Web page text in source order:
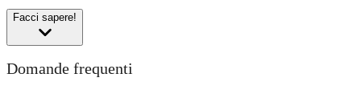
Facci sapere!
Domande frequenti